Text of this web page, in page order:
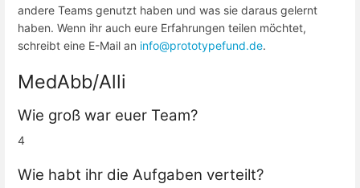
andere Teams genutzt haben und was sie daraus gelernt
haben. Wenn ihr auch eure Erfahrungen teilen möchtet,
schreibt eine E-Mail an info@prototypefund.de.
MedAbb/Alli
Wie groß war euer Team?
4
Wie habt ihr die Aufgaben verteilt?